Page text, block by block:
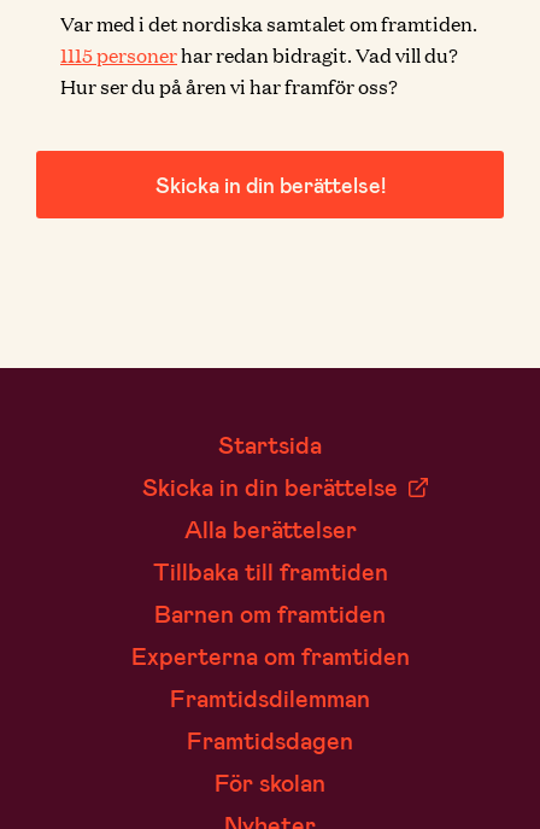
Var med i det nordiska samtalet om framtiden.
1115personerhar redan bidragit. Vad vill du?
Hur ser du på åren vi har framför oss?
Skicka in din berättelse!
Startsida
Skicka in din berättelse
Alla berättelser
Tillbaka till framtiden
Barnen om framtiden
Experterna om framtiden
Framtidsdilemman
Framtidsdagen
För skolan